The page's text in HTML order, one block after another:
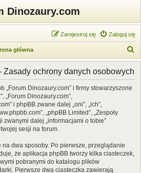
Dinozaury.com
Zaloguj się
Zarejestruj się
główna
z
Zasady ochrony danych osobowych
„Forum Dinozaury.com” i firmy stowarzyszone
„Forum Dinozaury.com”,
i phpBB zwane dalej „oni”, „ich”,
„phpBB Limited”, „Zespoły
zwanymi dalej „informacjami o tobie”
sesji na forum.
na dwa sposoby. Po pierwsze, przeglądanie
że aplikacja phpBB tworzy kilka ciasteczek,
pobranymi do katalogu plików
Pierwsze dwa ciasteczka zawierają